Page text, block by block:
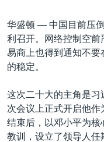
台海两岸关系
南中国海争端
关注新疆
GEN Z 看美国
其他语言网站
华盛顿 — 中国目前压
利召开。网络控制空
易商上也得到通知不
的稳定。
这次二十大的主角是
次会议上正式开启他
结束后，以邓小平为核
教训，设立了领导人任